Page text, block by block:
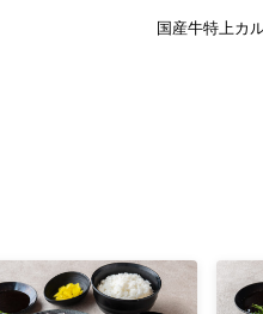
国産牛特上カ